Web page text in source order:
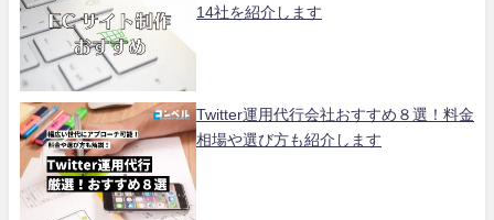
14社を紹介します
Twitter運用代行会社おすすめ８選！料金
相場や選び方も紹介します